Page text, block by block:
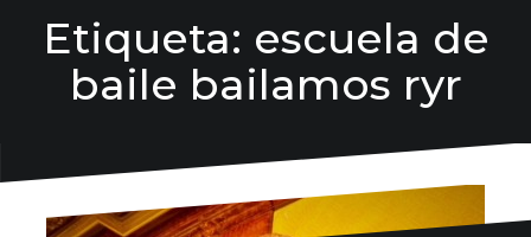
Etiqueta: escuela de
baile bailamos ryr